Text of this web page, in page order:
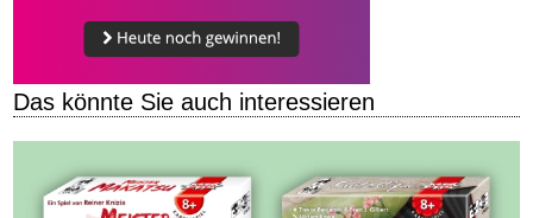
Das könnte Sie auch interessieren